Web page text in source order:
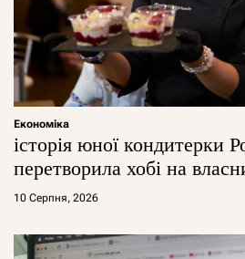
Економіка
історія юної кондитерки
перетворила хобі на
10 Серпня, 2026